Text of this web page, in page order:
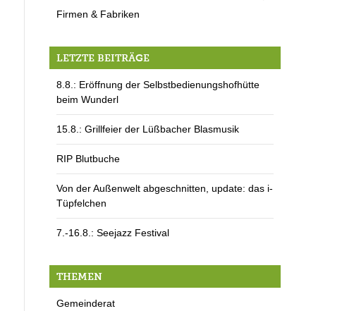
Firmen & Fabriken
LETZTE BEITRÄGE
8.8.: Eröffnung der Selbstbedienungshofhütte
beim Wunderl
15.8.: Grillfeier der Lüßbacher Blasmusik
RIP Blutbuche
Von der Außenwelt abgeschnitten, update: das i-
Tüpfelchen
7.-16.8.: Seejazz Festival
THEMEN
Gemeinderat